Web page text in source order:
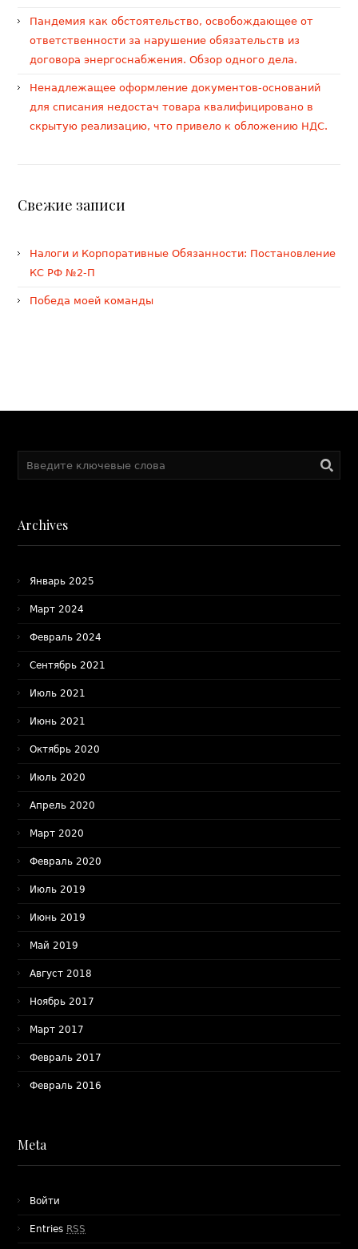
Пандемия как обстоятельство, освобождающее от
ответственности за нарушение обязательств из
договора энергоснабжения. Обзор одного дела.
Ненадлежащее оформление документов-оснований
для списания недостач товара квалифицировано в
скрытую реализацию, что привело к обложению НДС.
Свежие записи
Налоги и Корпоративные Обязанности: Постановление
КС РФ №2-П
Победа моей команды
Archives
Январь 2025
Март 2024
Февраль 2024
Сентябрь 2021
Июль 2021
Июнь 2021
Октябрь 2020
Июль 2020
Апрель 2020
Март 2020
Февраль 2020
Июль 2019
Июнь 2019
Май 2019
Август 2018
Ноябрь 2017
Март 2017
Февраль 2017
Февраль 2016
Meta
Войти
Entries RSS